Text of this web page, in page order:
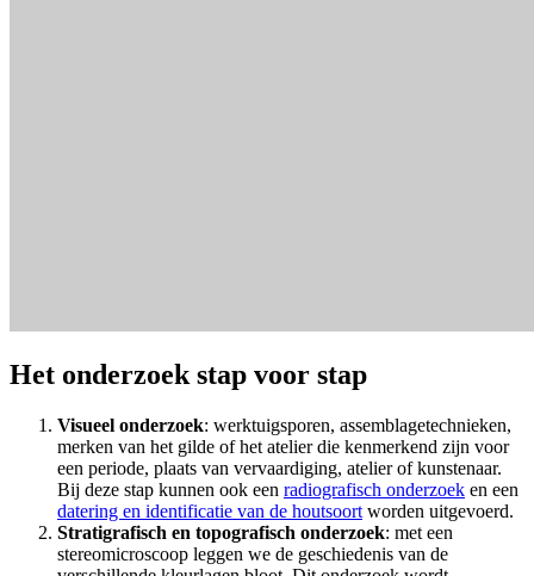
Het onderzoek stap voor stap
Visueel onderzoek: werktuigsporen, assemblagetechnieken,
merken van het gilde of het atelier die kenmerkend zijn voor
een periode, plaats van vervaardiging, atelier of kunstenaar.
Bij deze stap kunnen ook een radiografisch onderzoek en een
datering en identificatie van de houtsoort worden uitgevoerd.
Stratigrafisch en topografisch onderzoek: met een
stereomicroscoop leggen we de geschiedenis van de